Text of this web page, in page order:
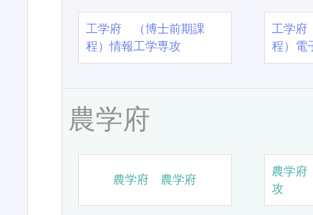
工学府 （博士前期課
程）情報工学専攻
工学
程）電
農学府
農学府 農学府
農学
攻